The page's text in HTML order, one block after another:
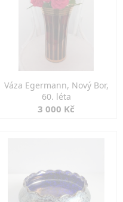
Váza Egermann, Nový Bor,
60. léta
3 000 Kč